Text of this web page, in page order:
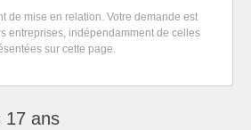
de mise en relation. Votre demande est
entreprises, indépendamment de celles
sur cette page.
17 ans